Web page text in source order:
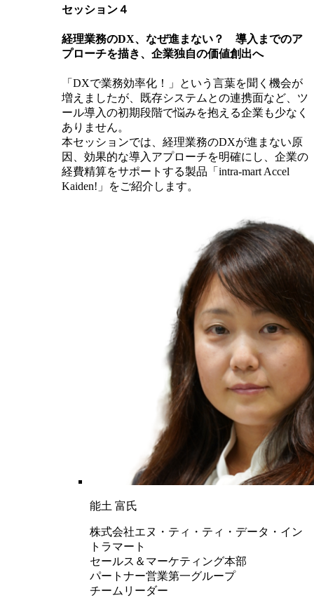
セッション４
経理業務のDX、なぜ進まない？ 導入までのア
プローチを描き、企業独自の価値創出へ
「DXで業務効率化！」という言葉を聞く機会が
増えましたが、既存システムとの連携面など、ツ
ール導入の初期段階で悩みを抱える企業も少なく
ありません。
本セッションでは、経理業務のDXが進まない原
因、効果的な導入アプローチを明確にし、企業の
経費精算をサポートする製品「intra-mart Accel
Kaiden!」をご紹介します。
能土 富氏
株式会社エヌ・ティ・ティ・データ・イン
トラマート
セールス＆マーケティング本部
パートナー営業第一グループ
チームリーダー